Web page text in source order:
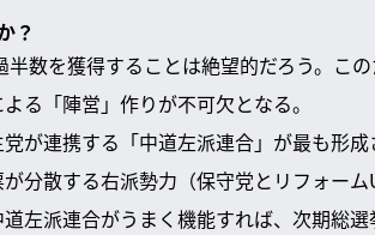
？
数を獲得することは絶望的だろう。こ
る「陣営」作りが不可欠となる。
が連携する「中道左派連合」が最も形成
分散する右派勢力（保守党とリフォー
左派連合がうまく機能すれば、次期総